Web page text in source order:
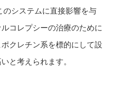
システムに直接影響を与
コレプシーの治療のために
クレチン系を標的にして設
と考えられます。